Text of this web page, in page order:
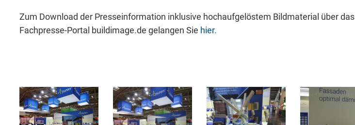
Zum Download der Presseinformation inklusive hochaufgelöstem Bildmaterial über das
Fachpresse-Portal buildimage.de gelangen Sie hier.
Akzeptieren Speichern Ablehnen